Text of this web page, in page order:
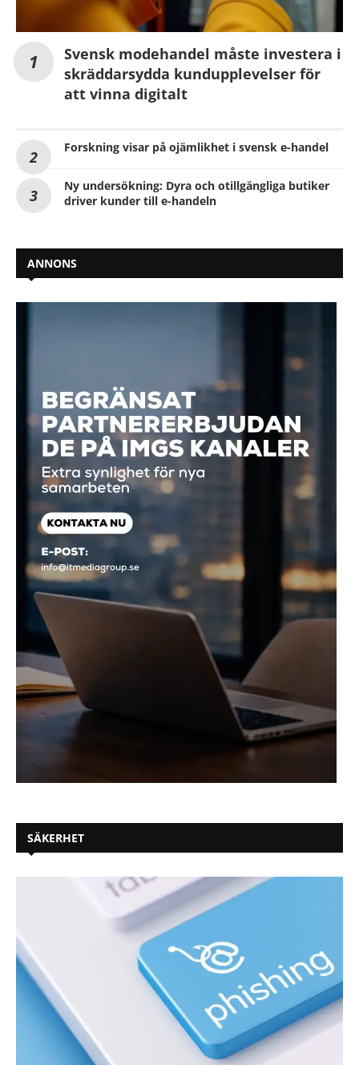
Svensk modehandel måste investera i
skräddarsydda kundupplevelser för
att vinna digitalt
Forskning visar på ojämlikhet i svensk e-handel
Ny undersökning: Dyra och otillgängliga butiker
driver kunder till e-handeln
ANNONS
SÄKERHET